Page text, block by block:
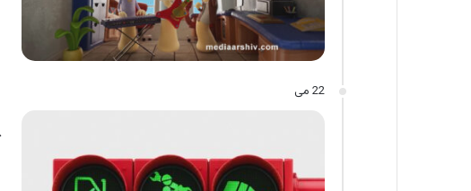
22 می